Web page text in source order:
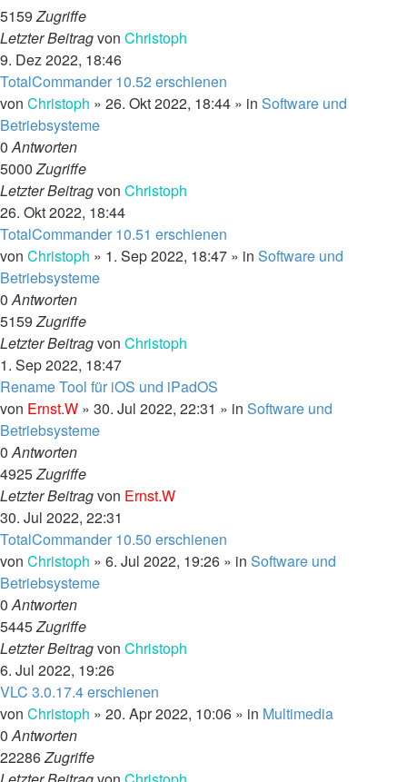
5159Zugriffe
Letzter Beitragvon Christoph
9. Dez 2022, 18:46
TotalCommander 10.52 erschienen
von Christoph » 26. Okt 2022, 18:44 » in Software und
Betriebsysteme
0Antworten
5000Zugriffe
Letzter Beitragvon Christoph
26. Okt 2022, 18:44
TotalCommander 10.51 erschienen
von Christoph » 1. Sep 2022, 18:47 » in Software und
Betriebsysteme
0Antworten
5159Zugriffe
Letzter Beitragvon Christoph
1. Sep 2022, 18:47
Rename Tool für iOS und iPadOS
von Ernst.W » 30. Jul 2022, 22:31 » in Software und
Betriebsysteme
0Antworten
4925Zugriffe
Letzter Beitragvon Ernst.W
30. Jul 2022, 22:31
TotalCommander 10.50 erschienen
von Christoph » 6. Jul 2022, 19:26 » in Software und
Betriebsysteme
0Antworten
5445Zugriffe
Letzter Beitragvon Christoph
6. Jul 2022, 19:26
VLC 3.0.17.4 erschienen
von Christoph » 20. Apr 2022, 10:06 » in Multimedia
0Antworten
22286Zugriffe